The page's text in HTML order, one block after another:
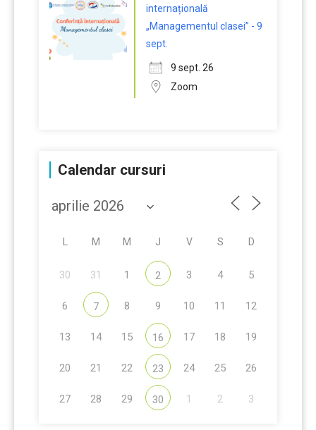
internațională
„Managementul clasei” - 9
sept.
9 sept. 26
Zoom
Calendar cursuri
M M J V S D
30 31 1 2 3 4 5
6 7 8 9 10 11 12
13 14 15 16 17 18 19
20 21 22 23 24 25 26
27 28 29 30 1 2 3